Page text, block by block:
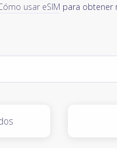
usar eSIM para obtener